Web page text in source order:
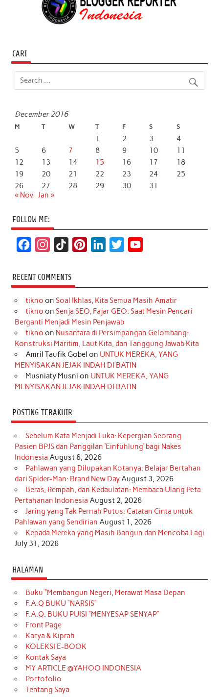
CARI
December 2016
M T W T F S S
1 2 3
4
5
6 7 8 9 10
11
12
13 14 15 16 17
18
19
20 21 22 23 24
25
26
27 28 29 30
31
« Nov Jan »
FOLLOW ME:
c
e
b
o
k
s
t
a
r
a
m
k
T
o
k
t
e
r
e
s
t
k
e
d
I
n
t
t
r
T
u
e
RECENT COMMENTS
tikno on Soal Ikhlas, Kita Semua Masih Amatir
tikno on Senja SEO, Fajar GEO: Saat Mesin Pencari
Berganti Menjadi Mesin Penjawab
tikno on Nusantara di Persimpangan Gelombang:
Konstruksi Maritim, Laut Kita, dan Tanggung Jawab Kita
Amril Taufik Gobel on UNTUK MEREKA, YANG
MENYISAKAN JEJAK INDAH DI BATIN
Musniaty Musni on UNTUK MEREKA, YANG
MENYISAKAN JEJAK INDAH DI BATIN
POSTING TERAKHIR
Sebelum Kata Menjadi Luka: Kepergian Seorang
Pasien BPJS dan Panggilan ‘Einfühlung’ bagi Nakes
Indonesia August 6, 2026
Pahlawan yang Dilupakan Kotanya: Belajar Bertahan
dari Spider-Man: Brand New DayAugust 3, 2026
Beras, Rempah, dan Kedaulatan: Membaca Ulang Peta
Pertahanan Indonesia August 2, 2026
Jaring yang Tak Pernah Putus: Catatan Cinta untuk
Pahlawan yang Sendirian August 1, 2026
Kepada Mereka yang Masih Bangun dan Mencoba Lagi
July 31, 2026
HALAMAN
Buku “Membangun Negeri, Merawat Masa Depan
F.A.Q BUKU “NARSIS”
F.A.Q. BUKU PUISI “MENYESAP SENYAP”
Front Page
Karya & Kiprah
KOLEKSI E-BOOK
Kontak Saya
MY ARTICLE @YAHOO INDONESIA
Portofolio
Tentang Saya